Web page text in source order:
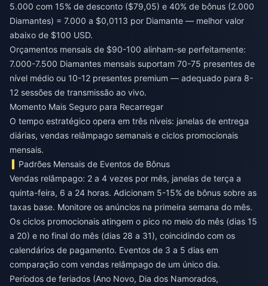
5.000 com 15% de desconto ($79,05) e 40% de bônus (2.000
Diamantes) = 7.000 a $0,0113 por Diamante — melhor valor
abaixo de $100 USD.
Orçamentos mensais de $90-100 alinham-se perfeitamente:
7.000-7.500 Diamantes mensais suportam 70-75 presentes de
nível médio ou 10-12 presentes premium — adequado para 8-
12 sessões de transmissão ao vivo.
Momento Mais Seguro para Recarregar
O tempo estratégico opera em três níveis: janelas de entrega
diárias, vendas relâmpago semanais e ciclos promocionais
mensais.
Padrões Mensais de Eventos de Bônus
Vendas relâmpago: 2 a 4 vezes por mês, janelas de terça a
quinta-feira, 6 a 24 horas. Adicionam 5-15% de bônus sobre as
taxas base. Monitore os anúncios na primeira semana do mês.
Os ciclos promocionais atingem o pico no meio do mês (dias 15
a 20) e no final do mês (dias 28 a 31), coincidindo com os
calendários de pagamento. Eventos de 3 a 5 dias em
comparação com vendas relâmpago de um único dia.
Períodos de feriados (Ano Novo, Dia dos Namorados,